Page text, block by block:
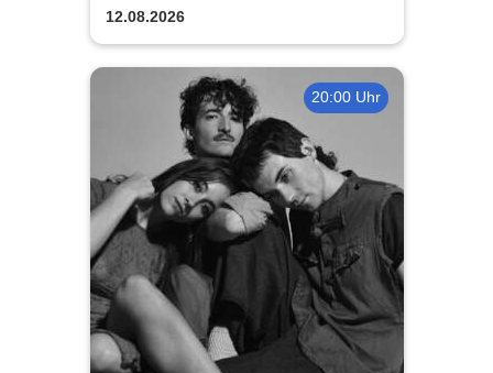
12.08.2026
20:00 Uhr